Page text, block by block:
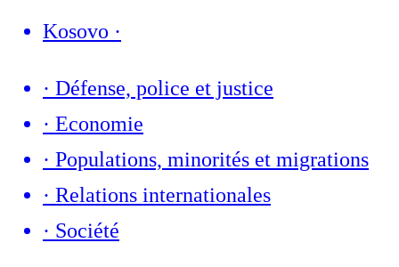
Kosovo ·
· Défense, police et justice
· Economie
· Populations, minorités et migrations
· Relations internationales
· Société